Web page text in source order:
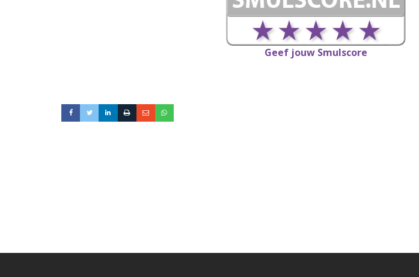
Geef jouw Smulscore